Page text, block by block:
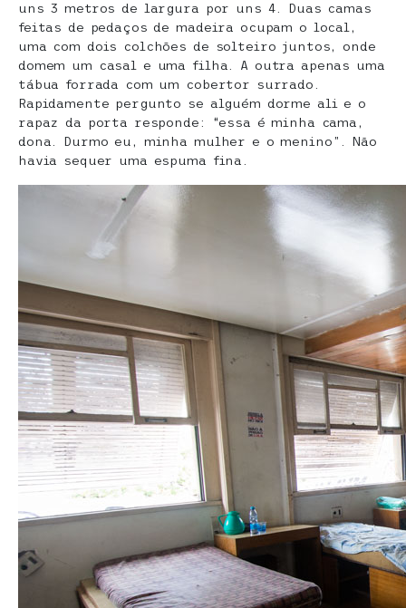
uns 3 metros de largura por uns 4. Duas camas
feitas de pedaços de madeira ocupam o local,
uma com dois colchões de solteiro juntos, onde
domem um casal e uma filha. A outra apenas uma
tábua forrada com um cobertor surrado.
Rapidamente pergunto se alguém dorme ali e o
rapaz da porta responde: “essa é minha cama,
dona. Durmo eu, minha mulher e o menino”. Não
havia sequer uma espuma fina.